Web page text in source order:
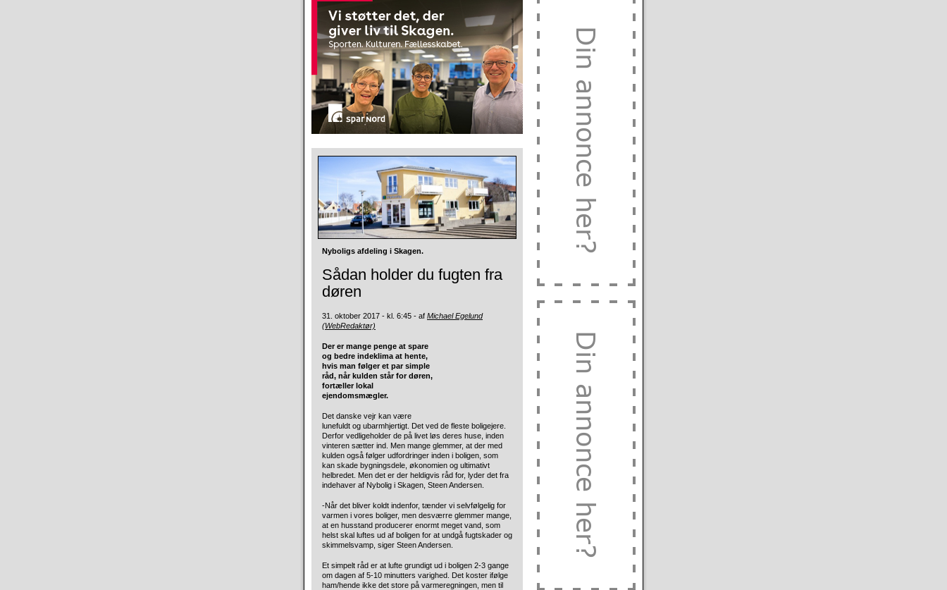
Nyboligs afdeling i Skagen.
Sådan holder du fugten fra
døren
31. oktober 2017 - kl. 6:45 - af Michael Egelund
(WebRedaktør)
Der er mange penge at spare
og bedre indeklima at hente,
hvis man følger et par simple
råd, når kulden står for døren,
fortæller lokal
ejendomsmægler.
Det danske vejr kan være
lunefuldt og ubarmhjertigt. Det ved de fleste boligejere.
Derfor vedligeholder de på livet løs deres huse, inden
vinteren sætter ind. Men mange glemmer, at der med
kulden også følger udfordringer inden i boligen, som
kan skade bygningsdele, økonomien og ultimativt
helbredet. Men det er der heldigvis råd for, lyder det fra
indehaver af Nybolig i Skagen, Steen Andersen.
-Når det bliver koldt indenfor, tænder vi selvfølgelig for
varmen i vores boliger, men desværre glemmer mange,
at en husstand producerer enormt meget vand, som
helst skal luftes ud af boligen for at undgå fugtskader og
skimmelsvamp, siger Steen Andersen.
Et simpelt råd er at lufte grundigt ud i boligen 2-3 gange
om dagen af 5-10 minutters varighed. Det koster ifølge
ham/hende ikke det store på varmeregningen, men til